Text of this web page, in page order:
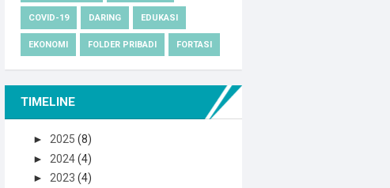
COVID-19 DARING EDUKASI
EKONOMI FOLDER PRIBADI FORTASI
TIMELINE
►2025(8)
► 2024(4)
►2023(4)